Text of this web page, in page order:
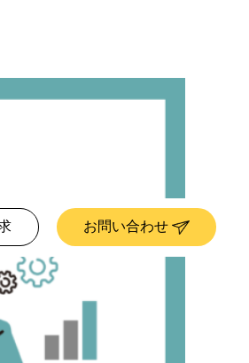
お問い合わせ